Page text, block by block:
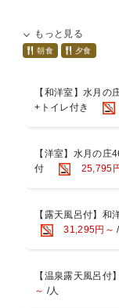
～3つの貸切風呂～
ませ。
要」空きがあれば何
【お食事処】共立リ
をご用意
【湯上り処】アイス
【全客室】「コーヒ
【各フロア】一輪挿
【1】全客室がリニュ
USB電源ポート。
【2】温泉露天風呂
泉をお愉しみいただ
【4】食事処「つつ
も目で愉しめる水景
～とことん温泉宿 箱
温泉好きにはたまらな
もうすぐパパとママ
もっと見る
朝食 夕食
【和洋室】水月
+トイレ付き
【洋室】水月の
付
25,795
【露天風呂付】
31,295円～
【温泉露天風呂
～ /人